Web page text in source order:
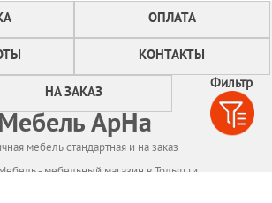
Фильтр
ОПЛАТА
КОНТАКТЫ
НА ЗАКАЗ
АрНа
мебель стандартная и на заказ
- мебельный магазин в Тольятти